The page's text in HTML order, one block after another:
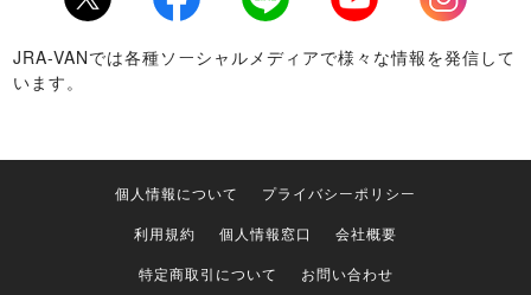
Twitter Facebook LINE Youtube
Instagram
JRA-VANでは各種ソーシャルメディアで様々な情報を発信して
います。
個人情報について
プライバシーポリシー
利用規約
個人情報窓口
会社概要
特定商取引について
お問い合わせ